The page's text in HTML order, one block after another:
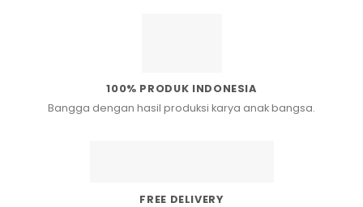
100% PRODUK INDONESIA
Bangga dengan hasil produksi karya anak bangsa.
FREE DELIVERY